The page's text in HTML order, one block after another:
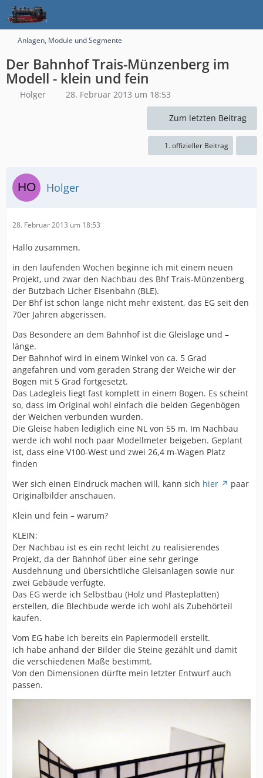
Anlagen, Module und Segmente
Der Bahnhof Trais-Münzenberg im
Modell - klein und fein
Holger 28. Februar 2013 um 18:53
Zum letzten Beitrag
1. offizieller Beitrag
Holger
28. Februar 2013 um 18:53
Hallo zusammen,
in den laufenden Wochen beginne ich mit einem neuen
Projekt, und zwar den Nachbau des Bhf Trais-Münzenberg
der Butzbach Licher Eisenbahn (BLE).
Der Bhf ist schon lange nicht mehr existent, das EG seit den
70er Jahren abgerissen.
Das Besondere an dem Bahnhof ist die Gleislage und –
länge.
Der Bahnhof wird in einem Winkel von ca. 5 Grad
angefahren und vom geraden Strang der Weiche wir der
Bogen mit 5 Grad fortgesetzt.
Das Ladegleis liegt fast komplett in einem Bogen. Es scheint
so, dass im Original wohl einfach die beiden Gegenbögen
der Weichen verbunden wurden.
Die Gleise haben lediglich eine NL von 55 m. Im Nachbau
werde ich wohl noch paar Modellmeter beigeben. Geplant
ist, dass eine V100-West und zwei 26,4 m-Wagen Platz
finden
Wer sich einen Eindruck machen will, kann sich hier
paar
Originalbilder anschauen.
Klein und fein – warum?
KLEIN:
Der Nachbau ist es ein recht leicht zu realisierendes
Projekt, da der Bahnhof über eine sehr geringe
Ausdehnung und übersichtliche Gleisanlagen sowie nur
zwei Gebäude verfügte.
Das EG werde ich Selbstbau (Holz und Plasteplatten)
erstellen, die Blechbude werde ich wohl als Zubehörteil
kaufen.
Vom EG habe ich bereits ein Papiermodell erstellt.
Ich habe anhand der Bilder die Steine gezählt und damit
die verschiedenen Maße bestimmt.
Von den Dimensionen dürfte mein letzter Entwurf auch
passen.